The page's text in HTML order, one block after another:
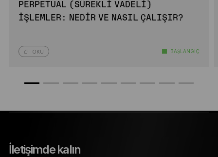
PERPETUAL (SÜREKLI VADELI)
İŞLEMLER: NEDIR VE NASIL ÇALIŞIR?
OKU BAŞLANGIÇ
İletişimde kalın